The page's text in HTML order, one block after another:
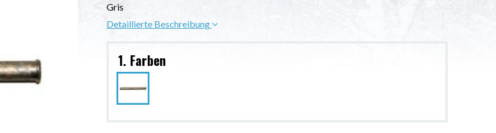
Gris
Detaillierte Beschreibung
1. Farben